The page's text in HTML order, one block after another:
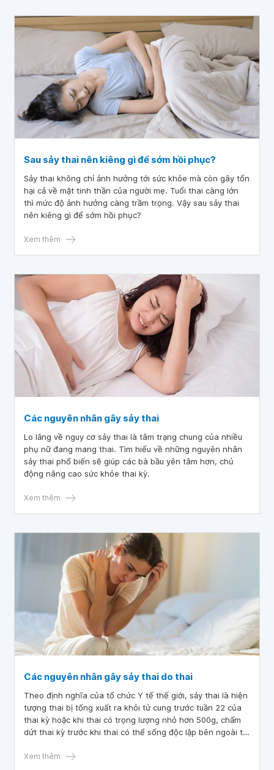
Sau sảy thai nên kiêng gì để sớm hồi phục?
Sảy thai không chỉ ảnh hưởng tới sức khỏe mà còn gây tổn
hại cả về mặt tinh thần của người mẹ. Tuổi thai càng lớn
thì mức độ ảnh hưởng càng trầm trọng. Vậy sau sảy thai
nên kiêng gì để sớm hồi phục?
Xem thêm
Các nguyên nhân gây sảy thai
Lo lắng về nguy cơ sảy thai là tâm trạng chung của nhiều
phụ nữ đang mang thai. Tìm hiểu về những nguyên nhân
sảy thai phổ biến sẽ giúp các bà bầu yên tâm hơn, chủ
động nâng cao sức khỏe thai kỳ.
Xem thêm
Các nguyên nhân gây sảy thai do thai
Theo định nghĩa của tổ chức Y tế thế giới, sảy thai là hiện
tượng thai bị tống xuất ra khỏi tử cung trước tuần 22 của
thai kỳ hoặc khi thai có trọng lượng nhỏ hơn 500g, chấm
dứt thai kỳ trước khi thai có thể sống độc lập bên ngoài tử
sớm, sảy thai diễn ra trong 12-20 tuần gọi là sảy thai
Xem thêm